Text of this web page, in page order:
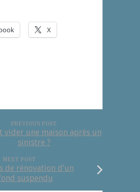
X
PREVIOUS POST
vider une maison après un
sinistre ?
NEXT POST
de rénovation d’un
suspendu